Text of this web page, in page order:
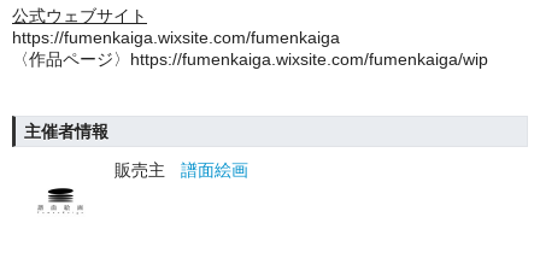
公式ウェブサイト
https://fumenkaiga.wixsite.com/fumenkaiga
〈作品ページ〉https://fumenkaiga.wixsite.com/fumenkaiga/wip
主催者情報
販売主
譜面絵画